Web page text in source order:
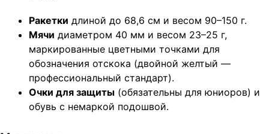
Ракетки длиной до 68,6 см и весом 90–150 г.
Мячи диаметром 40 мм и весом 23–25 г,
маркированные цветными точками для
обозначения отскока (двойной желтый —
профессиональный стандарт).
Очки для защиты (обязательны для юниоров) и
обувь с немаркой подошвой.